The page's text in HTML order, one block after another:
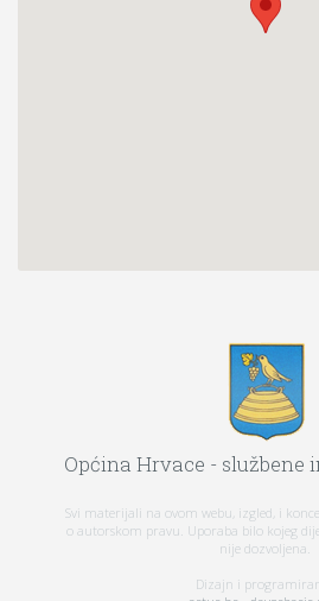
Općina Hrvace - službene
Svi materijali na ovom webu, izgled, i
o autorskom pravu. Uporaba bilo kojeg
nije dozvoljena.
Dizajn i